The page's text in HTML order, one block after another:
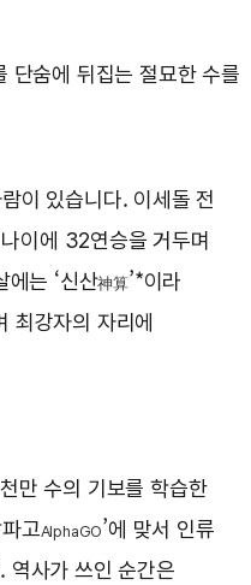
단숨에 뒤집는 절묘한 수를
이 있습니다. 이세돌 전
이에 32연승을 거두며
에는 ‘신산神算’*이라
최강자의 자리에
만 수의 기보를 학습한
고AlphaGO’에 맞서 인류
역사가 쓰인 순간은